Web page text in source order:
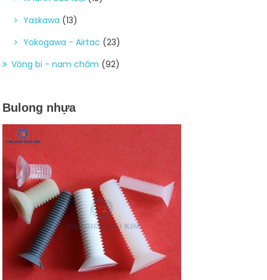
Yaskawa (13)
Yokogawa - Airtac (23)
Vòng bi - nam châm (92)
Bulong nhựa